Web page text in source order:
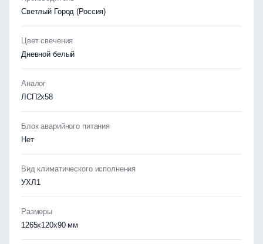
Светлый Город (Россия)
Цвет свечения
Дневной белый
Аналог
ЛСП2х58
Блок аварийного питания
Нет
Вид климатического исполнения
УХЛ1
Размеры
1265x120x90 мм